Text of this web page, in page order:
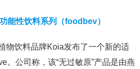
能性饮料系列（foodbev）
物饮料品牌Koia发布了一个新的适
。公司称，该“无过敏原”产品是由燕